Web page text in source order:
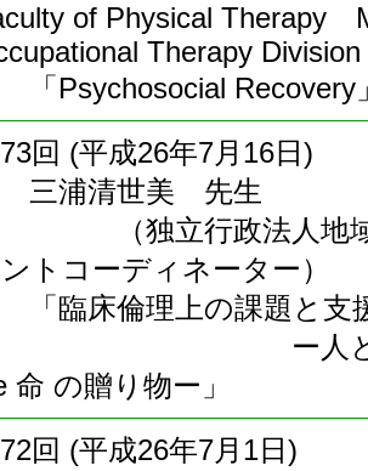
of Physical Therapy
Therapy
Psychosocial Recovery
回 (平成26年7月16日)
浦清世美 先生
独立行政法人地域医
トコーディネーター）
臨床倫理上の課題と支
人と人がつな
命 の贈り物ー」
回 (平成26年7月1日)